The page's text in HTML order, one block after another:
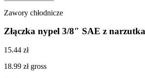
Zawory chłodnicze
Złączka nypel 3/8″ SAE z
15.44 zł
18.99 zł gross